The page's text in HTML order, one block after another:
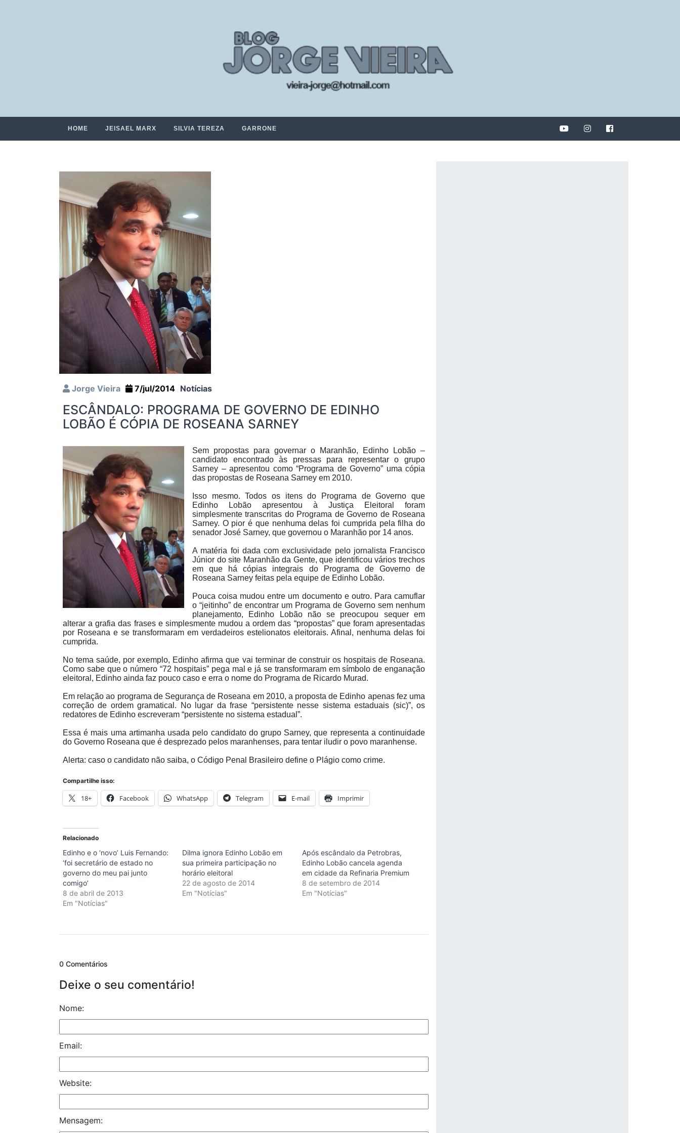
HOME JEISAEL MARX SILVIA TEREZA GARRONE
Jorge Vieira 7/jul/2014 Notícias
ESCÂNDALO: PROGRAMA DE GOVERNO DE EDINHO
LOBÃO É CÓPIA DE ROSEANA SARNEY
Sem propostas para governar o Maranhão, Edinho Lobão –
candidato encontrado às pressas para representar o grupo
Sarney – apresentou como “Programa de Governo” uma cópia
das propostas de Roseana Sarney em 2010.
Isso mesmo. Todos os itens do Programa de Governo que
Edinho Lobão apresentou à Justiça Eleitoral foram
simplesmente transcritas do Programa de Governo de Roseana
Sarney. O pior é que nenhuma delas foi cumprida pela filha do
senador José Sarney, que governou o Maranhão por 14 anos.
A matéria foi dada com exclusividade pelo jornalista Francisco
Júnior do site Maranhão da Gente, que identificou vários trechos
em que há cópias integrais do Programa de Governo de
Roseana Sarney feitas pela equipe de Edinho Lobão.
Pouca coisa mudou entre um documento e outro. Para camuflar
o “jeitinho” de encontrar um Programa de Governo sem nenhum
planejamento, Edinho Lobão não se preocupou sequer em
alterar a grafia das frases e simplesmente mudou a ordem das “propostas” que foram apresentadas
por Roseana e se transformaram em verdadeiros estelionatos eleitorais. Afinal, nenhuma delas foi
cumprida.
No tema saúde, por exemplo, Edinho afirma que vai terminar de construir os hospitais de Roseana.
Como sabe que o número “72 hospitais” pega mal e já se transformaram em símbolo de enganação
eleitoral, Edinho ainda faz pouco caso e erra o nome do Programa de Ricardo Murad.
Em relação ao programa de Segurança de Roseana em 2010, a proposta de Edinho apenas fez uma
correção de ordem gramatical. No lugar da frase “persistente nesse sistema estaduais (sic)”, os
redatores de Edinho escreveram “persistente no sistema estadual”.
Essa é mais uma artimanha usada pelo candidato do grupo Sarney, que representa a continuidade
do Governo Roseana que é desprezado pelos maranhenses, para tentar iludir o povo maranhense.
Alerta: caso o candidato não saiba, o Código Penal Brasileiro define o Plágio como crime.
Compartilhe isso:
18+ Facebook WhatsApp Telegram E-mail Imprimir
Relacionado
Edinho e o ‘novo’ Luis Fernando:
‘foi secretário de estado no
governo do meu pai junto
comigo’
8 de abril de 2013
Em "Notícias"
Dilma ignora Edinho Lobão em
sua primeira participação no
horário eleitoral
22 de agosto de 2014
Em "Notícias"
Após escândalo da Petrobras,
Edinho Lobão cancela agenda
em cidade da Refinaria Premium
8 de setembro de 2014
Em "Notícias"
0 Comentários
Deixe o seu comentário!
Nome:
Email:
Website:
Mensagem: